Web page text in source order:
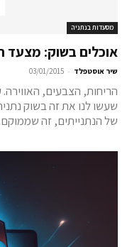
מסעדות בנתניה
אוכלים בשוק: מצעד
שיר אוסטפלד -
03/01/2015
הריחות, הצבעים,
שעשו לנו את זה בשוק
של הנתנייתים, זה